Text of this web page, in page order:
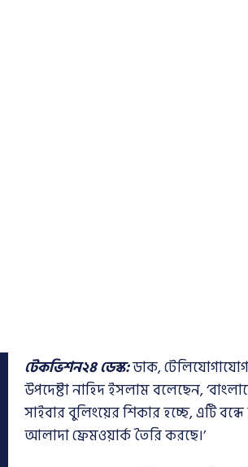
টেকভিশন২৪ ডেস্ক:ডাক, টেলিযোগাযোগ
উপদেষ্টা নাহিদ ইসলাম বলেছেন,
সাইবার বুলিংয়ের শিকার হচ্ছে, এটি
আলাদা ফ্রেমওয়ার্ক তৈরি করছে।’